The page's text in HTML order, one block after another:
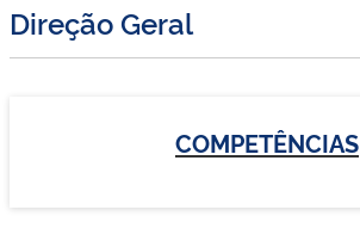
Direção Geral
COMPETÊNCIAS